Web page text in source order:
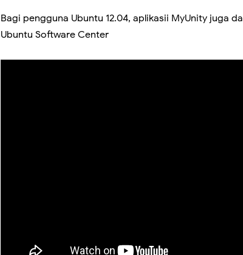
Bagi pengguna Ubuntu 12.04, aplikasii MyUnity juga
Ubuntu Software Center